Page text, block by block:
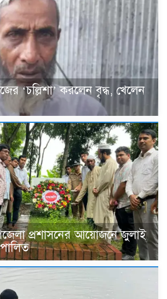
‘চল্লিশা’ করলেন বৃদ্ধ, খেলেন
প্রশাসনের আয়োজনে জুলাই